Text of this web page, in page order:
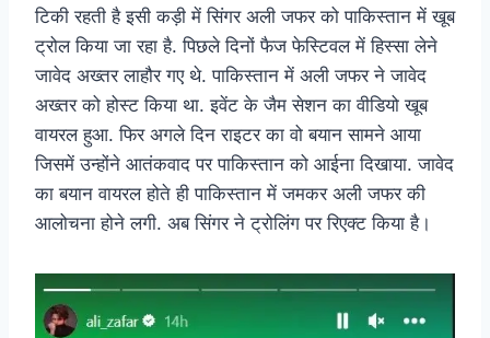
टिकी रहती है इसी कड़ी में सिंगर अली जफर को पाकिस्तान में खूब
ट्रोल किया जा रहा है. पिछले दिनों फैज फेस्टिवल में हिस्सा लेने
जावेद अख्तर लाहौर गए थे. पाकिस्तान में अली जफर ने जावेद
अख्तर को होस्ट किया था. इवेंट के जैम सेशन का वीडियो खूब
वायरल हुआ. फिर अगले दिन राइटर का वो बयान सामने आया
जिसमें उन्होंने आतंकवाद पर पाकिस्तान को आईना दिखाया. जावेद
का बयान वायरल होते ही पाकिस्तान में जमकर अली जफर की
आलोचना होने लगी. अब सिंगर ने ट्रोलिंग पर रिएक्ट किया है।